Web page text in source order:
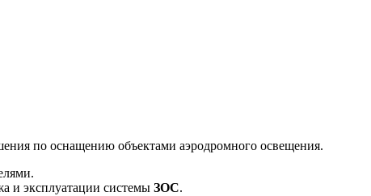
по оснащению объектами аэродромного освещения.
и эксплуатации системы ЗОС.